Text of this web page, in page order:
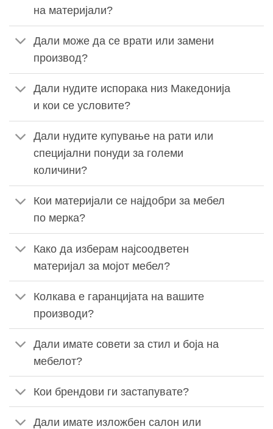
на материјали?
Дали може да се врати или замени
производ?
Дали нудите испорака низ Македонија
и кои се условите?
Дали нудите купување на рати или
специјални понуди за големи
количини?
Кои материјали се најдобри за мебел
по мерка?
Како да изберам најсоодветен
материјал за мојот мебел?
Колкава е гаранцијата на вашите
производи?
Дали имате совети за стил и боја на
мебелот?
Кои брендови ги застапувате?
Дали имате изложбен салон или